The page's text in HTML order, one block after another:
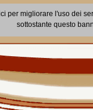
per migliorare l'uso dei
sottostante questo